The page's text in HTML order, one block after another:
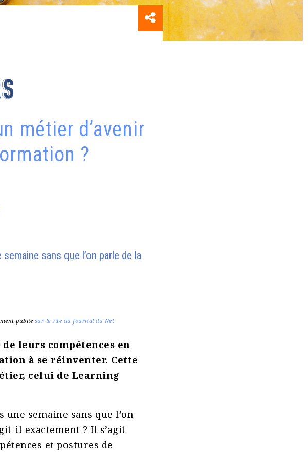
métier d’avenir
?
sans que l’on parle de la
publiésur le site du Journal du Net
leurs compétences en
à se réinventer. Cette
celui de Learning
une semaine sans que l’on
il exactement ? Il s’agit
et postures de